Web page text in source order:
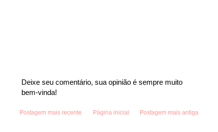
Deixe seu comentário, sua opinião é sempre muito
bem-vinda!
Postagem mais recente Postagem mais antiga
Página inicial